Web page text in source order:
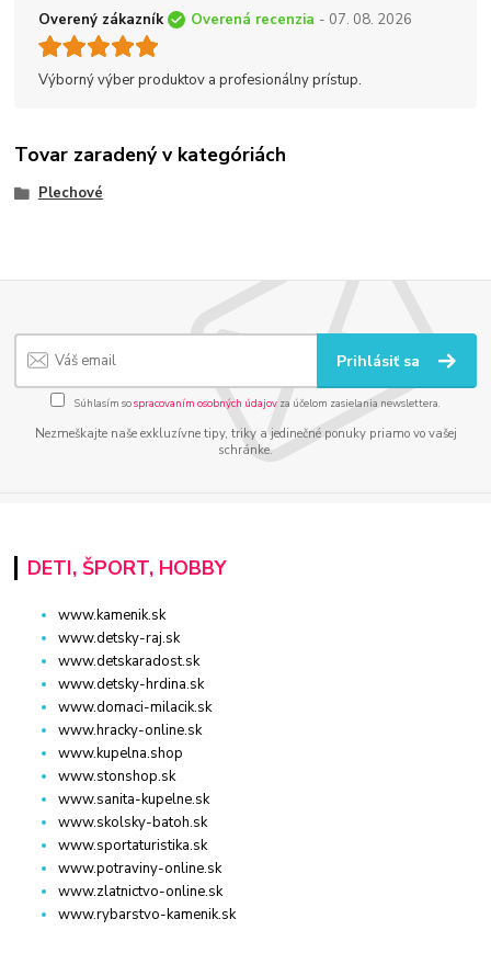
Overený zákazník Overená recenzia - 07. 08. 2026
Výborný výber produktov a profesionálny prístup.
Tovar zaradený v kategóriách
Plechové
Prihlásiť sa
Súhlasím sospracovaním osobných údajov za účelom zasielania newslettera.
Nezmeškajte naše exkluzívne tipy, triky a jedinečné ponuky priamo vo vašej
schránke.
DETI, ŠPORT, HOBBY
www.kamenik.sk
www.detsky-raj.sk
www.detskaradost.sk
www.detsky-hrdina.sk
www.domaci-milacik.sk
www.hracky-online.sk
www.kupelna.shop
www.stonshop.sk
www.sanita-kupelne.sk
www.skolsky-batoh.sk
www.sportaturistika.sk
www.potraviny-online.sk
www.zlatnictvo-online.sk
www.rybarstvo-kamenik.sk